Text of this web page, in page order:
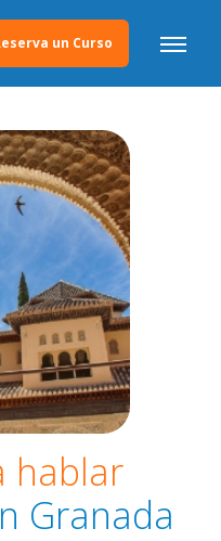
un Curso
hablar
Granada